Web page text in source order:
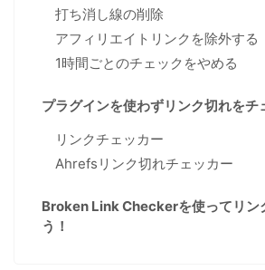
打ち消し線の削除
アフィリエイトリンクを除外する
1時間ごとのチェックをやめる
プラグインを使わずリンク切れをチ
リンクチェッカー
Ahrefsリンク切れチェッカー
Broken Link Checkerを使ってリン
う！